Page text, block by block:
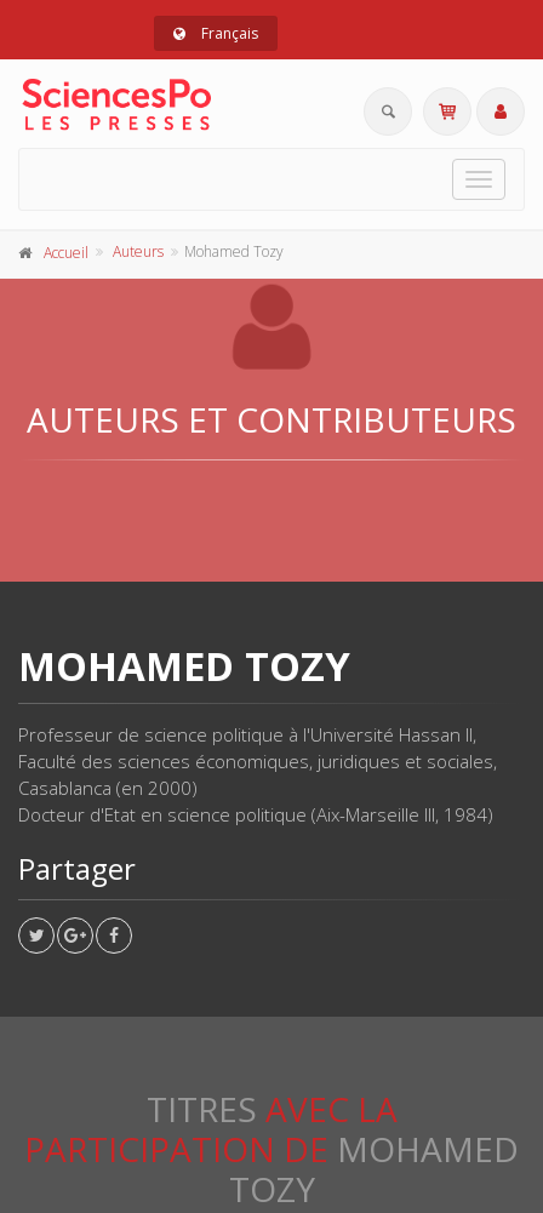
Français
Toggle
Accueil Auteurs Mohamed Tozy
AUTEURS ET CONTRIBUTEURS
MOHAMED TOZY
Professeur de science politique à l'Université Hassan II,
Faculté des sciences économiques, juridiques et sociales,
Casablanca (en 2000)
Docteur d'Etat en science politique (Aix-Marseille III, 1984)
Partager
TITRES AVEC LA
PARTICIPATION DE MOHAMED
TOZY